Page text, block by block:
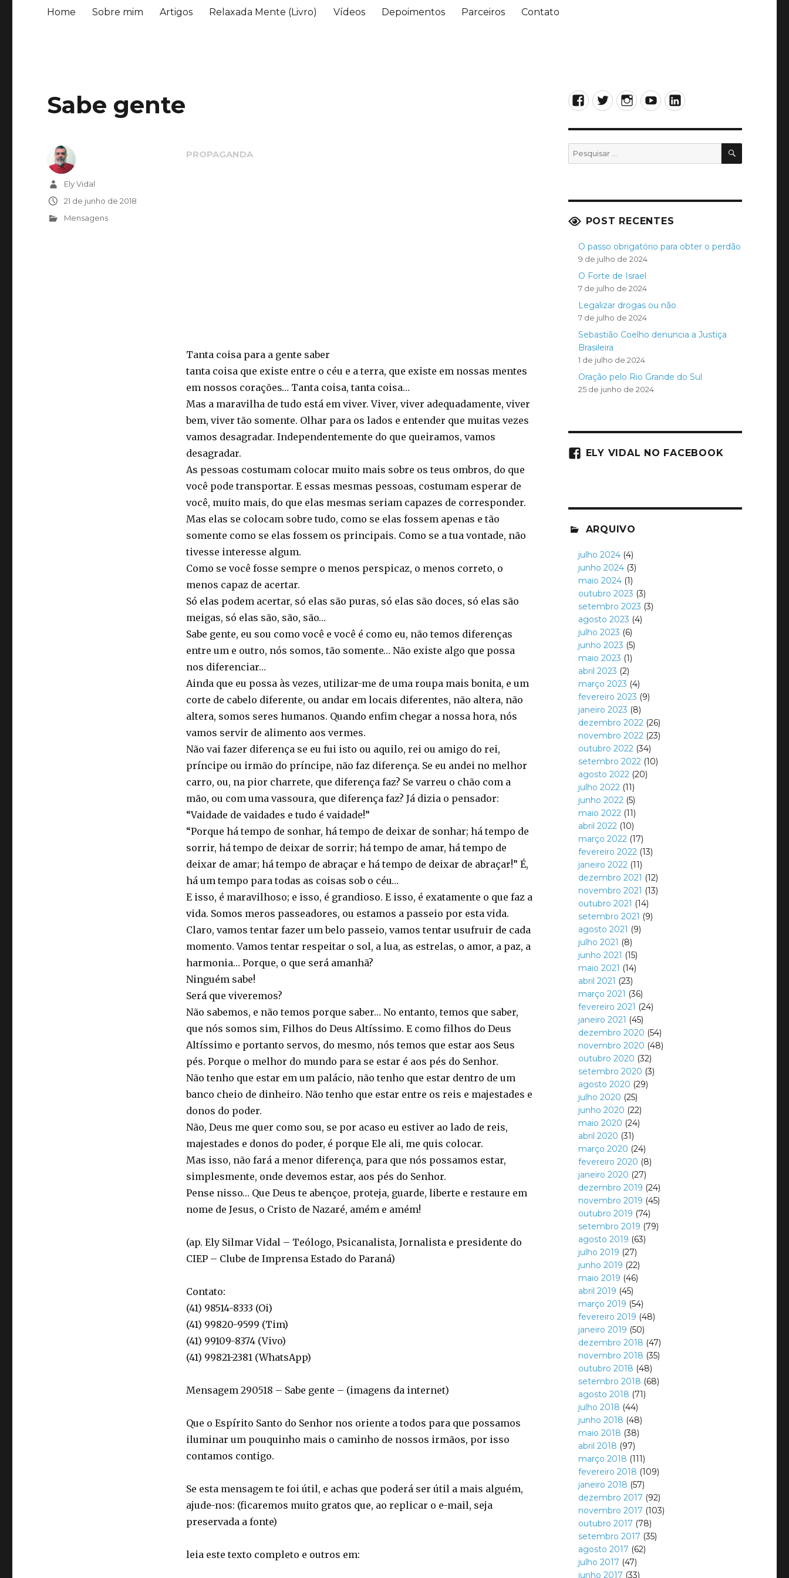
Home Sobre mim Artigos Relaxada Mente (Livro) Vídeos Depoimentos Parceiros Contato
Sabe gente
Tanta coisa para a gente saber
tanta coisa que existe entre o céu e a terra, que existe em nossas mentes
em nossos corações… Tanta coisa, tanta coisa…
Mas a maravilha de tudo está em viver. Viver, viver adequadamente, viver
bem, viver tão somente. Olhar para os lados e entender que muitas vezes
vamos desagradar. Independentemente do que queiramos, vamos
desagradar.
As pessoas costumam colocar muito mais sobre os teus ombros, do que
você pode transportar. E essas mesmas pessoas, costumam esperar de
você, muito mais, do que elas mesmas seriam capazes de corresponder.
Mas elas se colocam sobre tudo, como se elas fossem apenas e tão
somente como se elas fossem os principais. Como se a tua vontade, não
tivesse interesse algum.
Como se você fosse sempre o menos perspicaz, o menos correto, o
menos capaz de acertar.
Só elas podem acertar, só elas são puras, só elas são doces, só elas são
meigas, só elas são, são, são…
Sabe gente, eu sou como você e você é como eu, não temos diferenças
entre um e outro, nós somos, tão somente… Não existe algo que possa
nos diferenciar…
Ainda que eu possa às vezes, utilizar-me de uma roupa mais bonita, e um
corte de cabelo diferente, ou andar em locais diferentes, não altera, não
altera, somos seres humanos. Quando enfim chegar a nossa hora, nós
vamos servir de alimento aos vermes.
Não vai fazer diferença se eu fui isto ou aquilo, rei ou amigo do rei,
príncipe ou irmão do príncipe, não faz diferença. Se eu andei no melhor
carro, ou, na pior charrete, que diferença faz? Se varreu o chão com a
mão, ou com uma vassoura, que diferença faz? Já dizia o pensador:
“Vaidade de vaidades e tudo é vaidade!”
“Porque há tempo de sonhar, há tempo de deixar de sonhar; há tempo de
sorrir, há tempo de deixar de sorrir; há tempo de amar, há tempo de
deixar de amar; há tempo de abraçar e há tempo de deixar de abraçar!” É,
há um tempo para todas as coisas sob o céu…
E isso, é maravilhoso; e isso, é grandioso. E isso, é exatamente o que faz a
vida. Somos meros passeadores, ou estamos a passeio por esta vida.
Claro, vamos tentar fazer um belo passeio, vamos tentar usufruir de cada
momento. Vamos tentar respeitar o sol, a lua, as estrelas, o amor, a paz, a
harmonia… Porque, o que será amanhã?
Ninguém sabe!
Será que viveremos?
Não sabemos, e não temos porque saber… No entanto, temos que saber,
que nós somos sim, Filhos do Deus Altíssimo. E como filhos do Deus
Altíssimo e portanto servos, do mesmo, nós temos que estar aos Seus
pés. Porque o melhor do mundo para se estar é aos pés do Senhor.
Não tenho que estar em um palácio, não tenho que estar dentro de um
banco cheio de dinheiro. Não tenho que estar entre os reis e majestades e
donos do poder.
Não, Deus me quer como sou, se por acaso eu estiver ao lado de reis,
majestades e donos do poder, é porque Ele ali, me quis colocar.
Mas isso, não fará a menor diferença, para que nós possamos estar,
simplesmente, onde devemos estar, aos pés do Senhor.
Pense nisso… Que Deus te abençoe, proteja, guarde, liberte e restaure em
nome de Jesus, o Cristo de Nazaré, amém e amém!
(ap. Ely Silmar Vidal – Teólogo, Psicanalista, Jornalista e presidente do
CIEP – Clube de Imprensa Estado do Paraná)
Contato:
(41) 98514-8333 (Oi)
(41) 99820-9599 (Tim)
(41) 99109-8374 (Vivo)
(41) 99821-2381 (WhatsApp)
Mensagem 290518 – Sabe gente – (imagens da internet)
Que o Espírito Santo do Senhor nos oriente a todos para que possamos
iluminar um pouquinho mais o caminho de nossos irmãos, por isso
contamos contigo.
Se esta mensagem te foi útil, e achas que poderá ser útil a mais alguém,
ajude-nos: (ficaremos muito gratos que, ao replicar o e-mail, seja
preservada a fonte)
leia este texto completo e outros em:
AutorEly Vidal
Publicado
em
21 de junho de 2018
Categorias
Mensagens
Facebook
TwitterInstagram
YouTubeLinkedIn
Pesquisar
por:
POST RECENTES
O passo obrigatório para obter o perdão
9 de julho de 2024
O Forte de Israel
7 de julho de 2024
Legalizar drogas ou não
7 de julho de 2024
Sebastião Coelho denuncia a Justiça
Brasileira
1 de julho de 2024
Oração pelo Rio Grande do Sul
25 de junho de 2024
ELY VIDAL NO FACEBOOK
ARQUIVO
julho 2024 (4)
junho 2024 (3)
maio 2024 (1)
outubro 2023 (3)
setembro 2023 (3)
agosto 2023 (4)
julho 2023 (6)
junho 2023 (5)
maio 2023 (1)
abril 2023 (2)
março 2023 (4)
fevereiro 2023 (9)
janeiro 2023 (8)
dezembro 2022 (26)
novembro 2022 (23)
outubro 2022 (34)
setembro 2022 (10)
agosto 2022 (20)
julho 2022 (11)
junho 2022 (5)
maio 2022 (11)
abril 2022 (10)
março 2022 (17)
fevereiro 2022 (13)
janeiro 2022 (11)
dezembro 2021 (12)
novembro 2021 (13)
outubro 2021 (14)
setembro 2021 (9)
agosto 2021 (9)
julho 2021 (8)
junho 2021 (15)
maio 2021 (14)
abril 2021 (23)
março 2021 (36)
fevereiro 2021 (24)
janeiro 2021 (45)
dezembro 2020 (54)
novembro 2020 (48)
outubro 2020 (32)
setembro 2020 (3)
agosto 2020 (29)
julho 2020 (25)
junho 2020 (22)
maio 2020 (24)
abril 2020 (31)
março 2020 (24)
fevereiro 2020 (8)
janeiro 2020 (27)
dezembro 2019 (24)
novembro 2019 (45)
outubro 2019 (74)
setembro 2019 (79)
agosto 2019 (63)
julho 2019 (27)
junho 2019 (22)
maio 2019 (46)
abril 2019 (45)
março 2019 (54)
fevereiro 2019 (48)
janeiro 2019 (50)
dezembro 2018 (47)
novembro 2018 (35)
outubro 2018 (48)
setembro 2018 (68)
agosto 2018 (71)
julho 2018 (44)
junho 2018 (48)
maio 2018 (38)
abril 2018 (97)
março 2018 (111)
fevereiro 2018 (109)
janeiro 2018 (57)
dezembro 2017 (92)
novembro 2017 (103)
outubro 2017 (78)
setembro 2017 (35)
agosto 2017 (62)
julho 2017 (47)
junho 2017 (33)